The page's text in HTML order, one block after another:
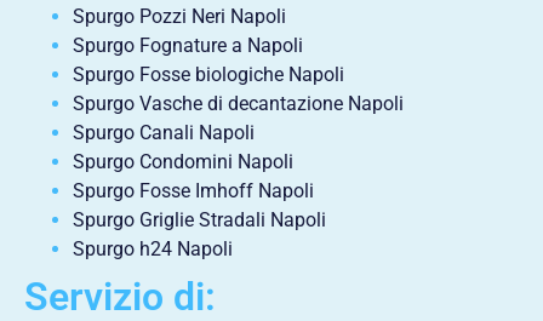
Spurgo Pozzi Neri Napoli
Spurgo Fognature a Napoli
Spurgo Fosse biologiche Napoli
Spurgo Vasche di decantazione Napoli
Spurgo Canali Napoli
Spurgo Condomini Napoli
Spurgo Fosse Imhoff Napoli
Spurgo Griglie Stradali Napoli
Spurgo h24 Napoli
Servizio di: